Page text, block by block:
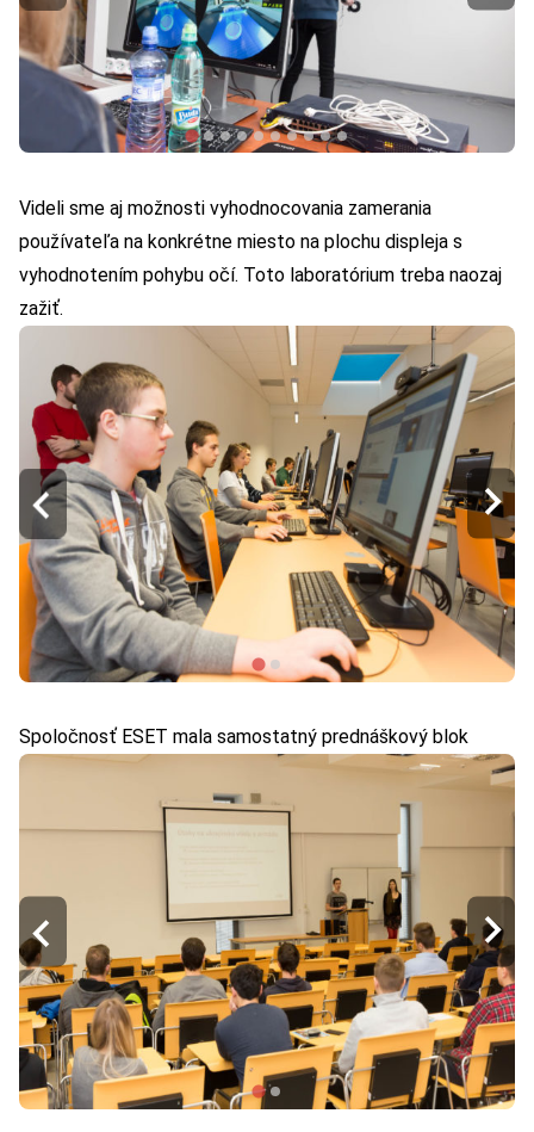
Videli sme aj možnosti vyhodnocovania zamerania
používateľa na konkrétne miesto na plochu displeja s
vyhodnotením pohybu očí. Toto laboratórium treba naozaj
zažiť.
Spoločnosť ESET mala samostatný prednáškový blok